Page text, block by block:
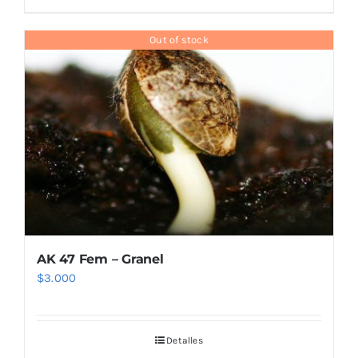
Out of stock
AK 47 Fem – Granel
$3.000
Detalles